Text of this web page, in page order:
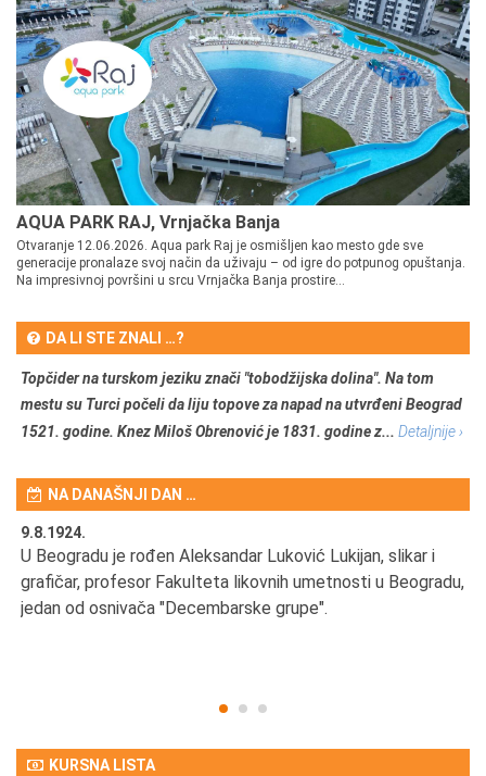
AQUA PARK RAJ, Vrnjačka Banja
Otvaranje 12.06.2026. Aqua park Raj je osmišljen kao mesto gde sve
generacije pronalaze svoj način da uživaju – od igre do potpunog opuštanja.
Na impresivnoj površini u srcu Vrnjačka Banja prostire...
DA LI STE ZNALI …?
Topčider na turskom jeziku znači "tobodžijska dolina". Na tom
mestu su Turci počeli da liju topove za napad na utvrđeni Beograd
1521. godine. Knez Miloš Obrenović je 1831. godine z... Detaljnije ›
NA DANAŠNJI DAN …
9.8.1924.
U Beogradu je rođen Aleksandar Luković Lukijan, slikar i
grafičar, profesor Fakulteta likovnih umetnosti u Beogradu,
jedan od osnivača "Decembarske grupe".
KURSNA LISTA